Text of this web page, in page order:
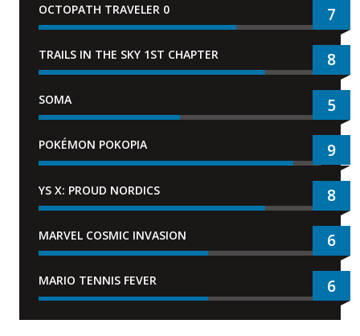
OCTOPATH TRAVELER 0 7
TRAILS IN THE SKY 1ST CHAPTER 8
SOMA 5
POKÉMON POKOPIA 9
YS X: PROUD NORDICS 8
MARVEL COSMIC INVASION 6
MARIO TENNIS FEVER 6